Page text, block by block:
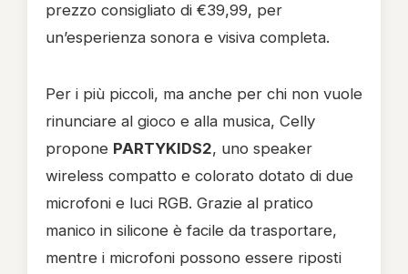
prezzo consigliato di €39,99, per
un’esperienza sonora e visiva completa.
Per i più piccoli, ma anche per chi non vuole
rinunciare al gioco e alla musica, Celly
propone PARTYKIDS2, uno speaker
wireless compatto e colorato dotato di due
microfoni e luci RGB. Grazie al pratico
manico in silicone è facile da trasportare,
mentre i microfoni possono essere riposti